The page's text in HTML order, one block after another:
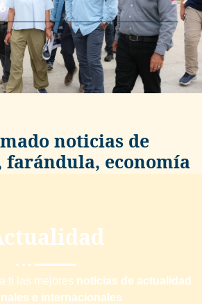
noticias de
farándula, economía
ti las mejores noticias de actualidad
e internacionales